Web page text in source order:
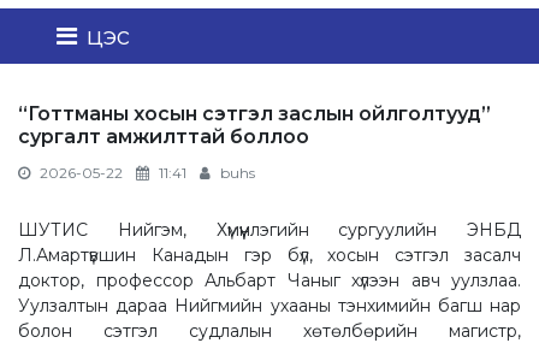
цэс
“Готтманы хосын сэтгэл заслын ойлголтууд”
сургалт амжилттай боллоо
2026-05-22 11:41 buhs
ШУТИС Нийгэм, Хүмүүнлэгийн сургуулийн ЭНБД
Л.Амартүвшин Канадын гэр бүл, хосын сэтгэл засалч
доктор, профессор Альбарт Чаныг хүлээн авч уулзлаа.
Уулзалтын дараа Нийгмийн ухааны тэнхимийн багш нар
болон сэтгэл судлалын хөтөлбөрийн магистр,